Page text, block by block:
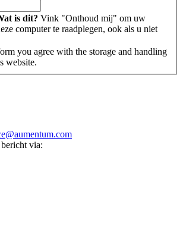
is dit? Vink "Onthoud mij" om uw
computer te raadplegen, ook als u niet
you agree with the storage and handling
website.
via: